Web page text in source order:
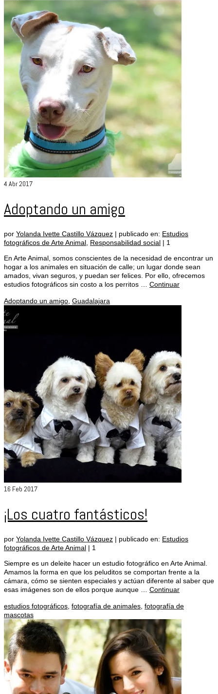
4 Abr 2017
Adoptando un amigo
por Yolanda Ivette Castillo Vázquez | publicado en: Estudios
fotográficos de Arte Animal Responsabilidad social | 1
En Arte Animal, somos conscientes de la necesidad de encontrar un
hogar a los animales en situación de calle; un lugar donde sean
amados, vivan seguros, y puedan ser felices. Por ello, ofrecemos
estudios fotográficos sin costo a los perritos … Continuar
Adoptando un amigo Guadalajara
16 Feb 2017
¡Los cuatro fantásticos!
por Yolanda Ivette Castillo Vázquez | publicado en: Estudios
fotográficos de Arte Animal | 1
Siempre es un deleite hacer un estudio fotográfico en Arte Animal.
Amamos la forma en que los peluditos se comportan frente a la
cámara, cómo se sienten especiales y actúan diferente al saber que
esas imágenes son de ellos porque aunque … Continuar
estudios fotográficos fotografía de animales fotografía de
mascotas